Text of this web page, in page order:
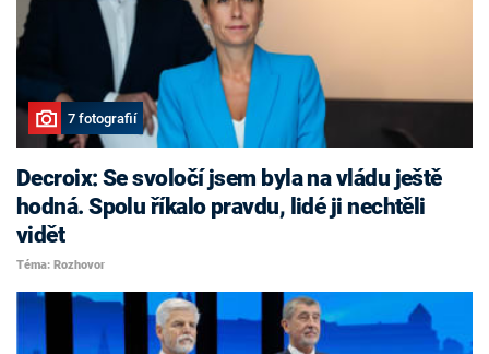
7 fotografií
Decroix: Se svoločí jsem byla na vládu ještě
hodná. Spolu říkalo pravdu, lidé ji nechtěli
vidět
Téma: Rozhovor